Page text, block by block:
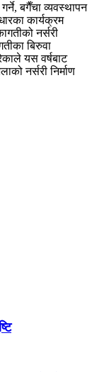
बगैँचा व्यवस्थापन
कार्यक्रम
नर्सरी
बिरुवा
यस वर्षबाट
नर्सरी निर्माण